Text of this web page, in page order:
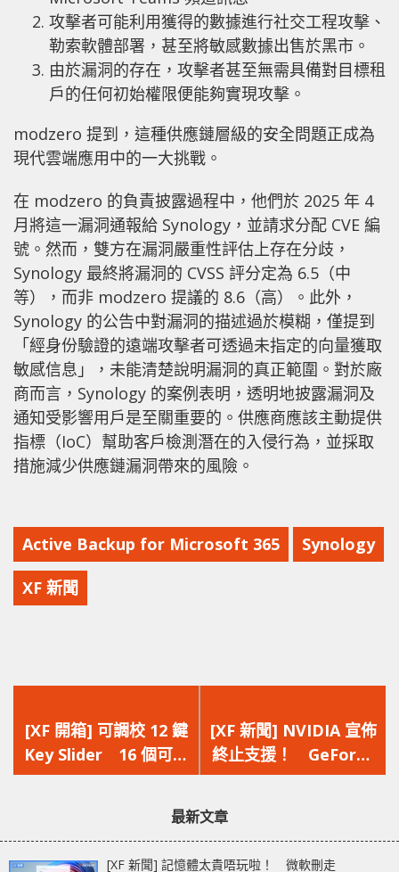
攻擊者可能利用獲得的數據進行社交工程攻擊、
勒索軟體部署，甚至將敏感數據出售於黑市。
由於漏洞的存在，攻擊者甚至無需具備對目標租
戶的任何初始權限便能夠實現攻擊。
modzero 提到，這種供應鏈層級的安全問題正成為
現代雲端應用中的一大挑戰。
在 modzero 的負責披露過程中，他們於 2025 年 4
月將這一漏洞通報給 Synology，並請求分配 CVE 編
號。然而，雙方在漏洞嚴重性評估上存在分歧，
Synology 最終將漏洞的 CVSS 評分定為 6.5（中
等），而非 modzero 提議的 8.6（高）。此外，
Synology 的公告中對漏洞的描述過於模糊，僅提到
「經身份驗證的遠端攻擊者可透過未指定的向量獲取
敏感信息」，未能清楚說明漏洞的真正範圍。對於廠
商而言，Synology 的案例表明，透明地披露漏洞及
通知受影響用戶是至關重要的。供應商應該主動提供
指標（IoC）幫助客戶檢測潛在的入侵行為，並採取
措施減少供應鏈漏洞帶來的風險。
Active Backup for Microsoft 365 Synology
XF 新聞
一
篇
文
[XF 開箱] 可調校 12 鍵
Key Slider 16 個可編
程側鍵‧33,000 DPI‧
一
文
[XF 新聞] NVIDIA 宣佈
終止支援！ GeForce
GTX 700/900/1000 顯
最新文章
[XF 新聞] 記憶體太貴唔玩啦！ 微軟刪走